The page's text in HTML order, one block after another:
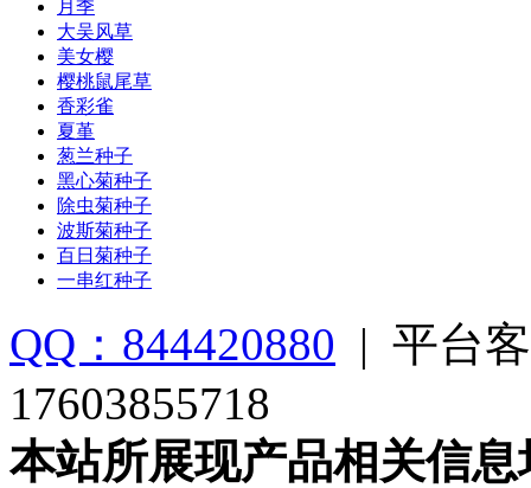
月季
大吴风草
美女樱
樱桃鼠尾草
香彩雀
夏堇
葱兰种子
黑心菊种子
除虫菊种子
波斯菊种子
百日菊种子
一串红种子
QQ：844420880 | 平台
17603855718
本站所展现产品相关信